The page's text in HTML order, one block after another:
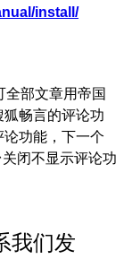
install/
部文章用帝国
畅言的评论功
功能，下一个
闭不显示评论功
我们发